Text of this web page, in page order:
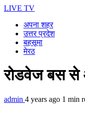
LIVE TV
अपना शहर
उत्तर प्रदेश
बहसूमा
मेरठ
रोडवेज बस से
admin 4 years ago 1 min